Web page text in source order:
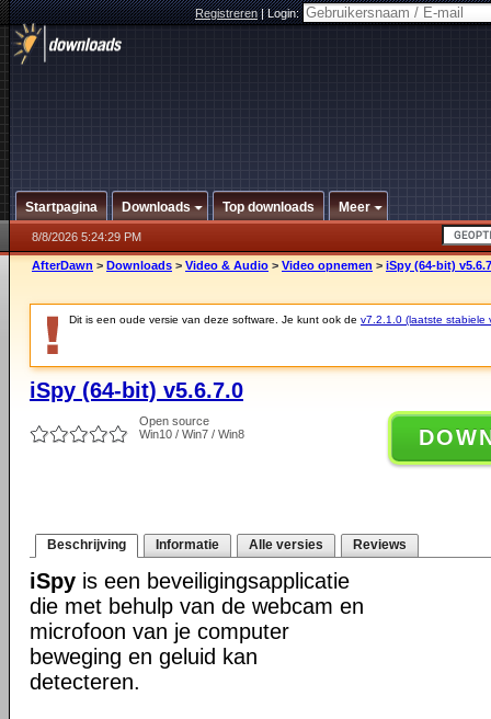
Registreren|Login:
Startpagina Downloads Top downloads Meer
8/8/2026 5:24:29 PM
AfterDawn > Downloads > Video & Audio > Video opnemen > iSpy (64-bit)
Dit is een oude versie van deze software. Je kunt ook de v7.2.1.0 (laatste stabiele
iSpy (64-bit) v5.6.7.0
Open source
Win10 / Win7 / Win8
Beschrijving Informatie Alle versies Reviews
iSpy is een beveiligingsapplicatie
die met behulp van de webcam en
microfoon van je computer
beweging en geluid kan
detecteren.